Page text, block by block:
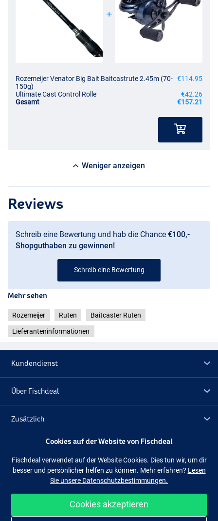
Rozemeijer Venator Big Bait Baitcastrute 2.45m (70-
150g)
€114.95
Ultimate Cast Control Rolle
€42.26
Gesamt
€157.21
Weniger anzeigen
Reviews
Schreib eine Bewertung und hab die Chance €100,-
Shopguthaben zu gewinnen!
Schreib eine Bewertung
Mehr sehen
Rozemeijer Ruten Baitcaster Ruten
Lieferanteninformationen
Kundendienst
Über Fischdeal
Zusätzlich
Lagerräumung
Facebook
Einfach und sicher shoppen
Cookies auf der Website von Fischdeal
Fischdeal verwendet auf der Website Cookies. Dies tun wir, um dir
besser und persönlicher helfen zu können. Mehr erfahren? Lesen
Sie unsere Datenschutzbestimmungen.
Cookies akzeptieren